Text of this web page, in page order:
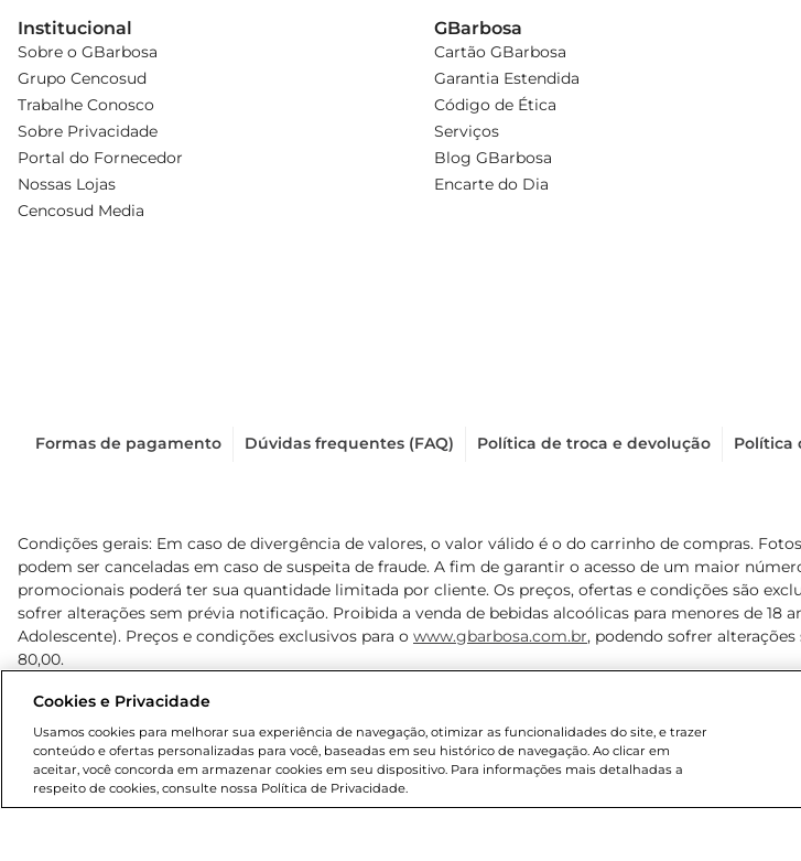
Institucional
Sobre o GBarbosa
Grupo Cencosud
Trabalhe Conosco
Sobre Privacidade
Portal do Fornecedor
Nossas Lojas
Cencosud Media
GBarbosa
Cartão GBarbosa
Garantia Estendida
Código de Ética
Serviços
Blog GBarbosa
Encarte do Dia
Formas de pagamento Dúvidas frequentes (FAQ) Política de troca e devolução Política
Condições gerais: Em caso de divergência de valores, o valor válido é o do carrinho de compras.
podem ser canceladas em caso de suspeita de fraude. A fim de garantir o acesso de um maior
promocionais poderá ter sua quantidade limitada por cliente. Os preços, ofertas e condições são
sofrer alterações sem prévia notificação. Proibida a venda de bebidas alcoólicas para menores de 18
Adolescente). Preços e condições exclusivos para o www.gbarbosa.com.br, podendo sofrer
80,00.
Cookies e Privacidade
Usamos cookies para melhorar sua experiência de navegação, otimizar as funcionalidades do site, e trazer
conteúdo e ofertas personalizadas para você, baseadas em seu histórico de navegação. Ao clicar em
aceitar, você concorda em armazenar cookies em seu dispositivo. Para informações mais detalhadas a
respeito de cookies, consulte nossa Política de Privacidade.